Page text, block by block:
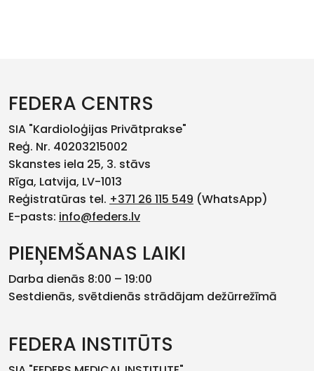
FEDERA CENTRS
SIA "Kardioloģijas Privātprakse"
Reģ. Nr. 40203215002
Skanstes iela 25, 3. stāvs
Rīga, Latvija, LV-1013
Reģistratūras tel. +371 26 115 549 (WhatsApp)
E-pasts: info@feders.lv
PIEŅEMŠANAS LAIKI
Darba dienās 8:00 – 19:00
Sestdienās, svētdienās strādājam dežūrrežīmā
FEDERA INSTITŪTS